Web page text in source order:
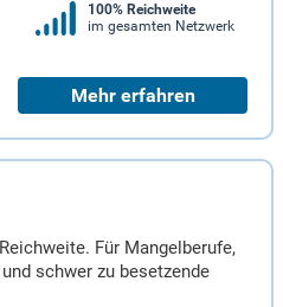
100% Reichweite
im gesamten Netzwerk
Mehr erfahren
Für Mangelberufe,
schwer zu besetzende